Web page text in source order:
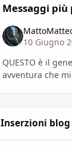
Messaggi più
10 Giugno
QUESTO è il
avventura che
Inserzioni blog